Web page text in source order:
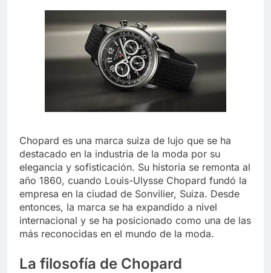
Chopard es una marca suiza de lujo que se ha
destacado en la industria de la moda por su
elegancia y sofisticación. Su historia se remonta al
año 1860, cuando Louis-Ulysse Chopard fundó la
empresa en la ciudad de Sonvilier, Suiza. Desde
entonces, la marca se ha expandido a nivel
internacional y se ha posicionado como una de las
más reconocidas en el mundo de la moda.
La filosofía de Chopard